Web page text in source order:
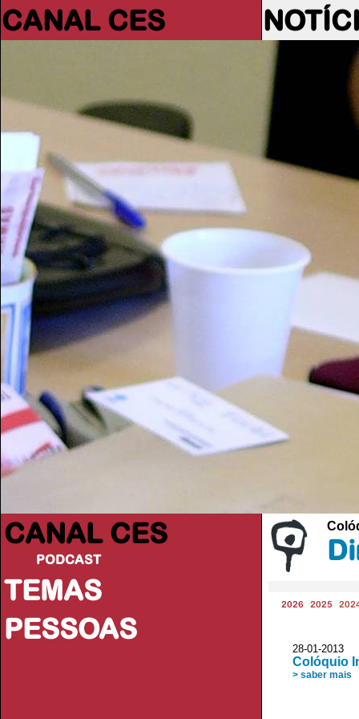
CANAL CES
CANAL CES
PODCAST
TEMAS
PESSOAS
2026 2025
28-01-
Colóquio
> saber mais